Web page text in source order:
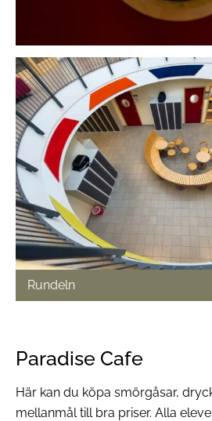
Rundeln
Paradise Cafe
Här kan du köpa smörgåsar,
mellanmål till bra priser. Alla